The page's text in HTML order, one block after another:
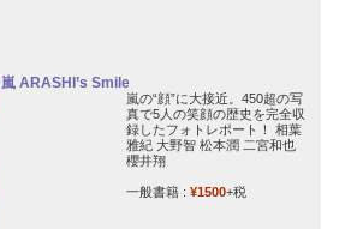
嵐 ARASHI’s Smile
嵐の“顔”に大接近。450超の写
真で5人の笑顔の歴史を完全収
録したフォトレポート！ 相葉
雅紀 大野智 松本潤 二宮和也
櫻井翔
一般書籍 : ¥1500+税